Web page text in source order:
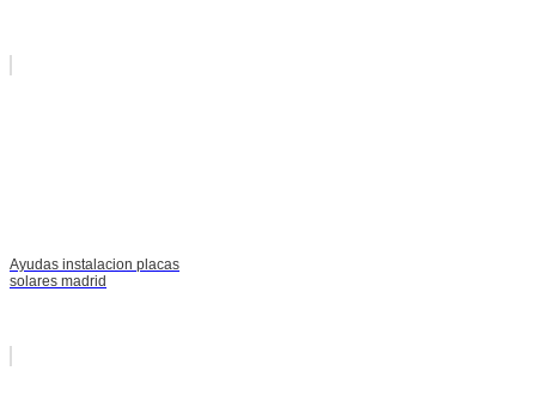
Ayudas instalacion placas
solares madrid